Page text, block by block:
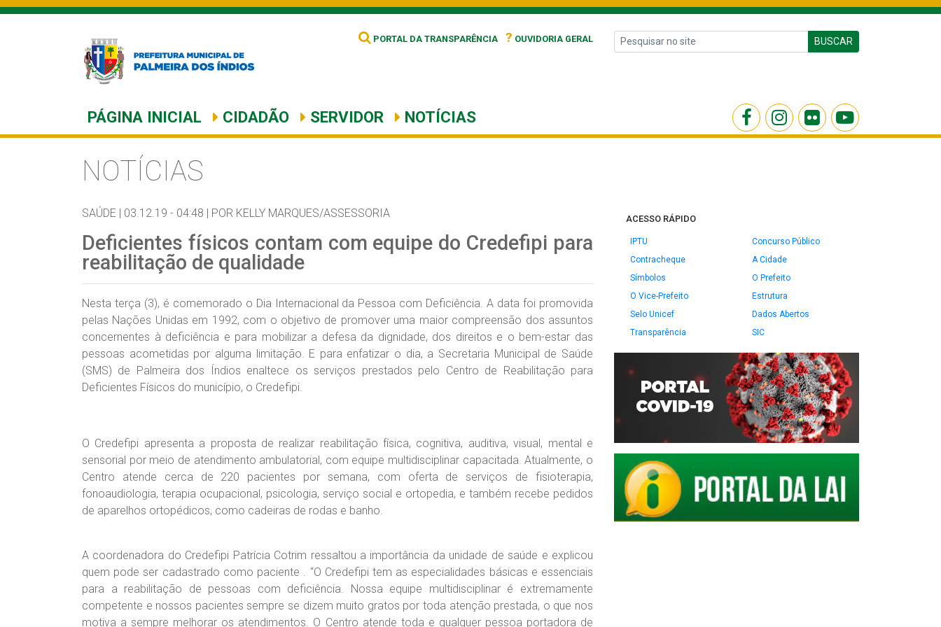
PORTAL DA TRANSPARÊNCIA ? OUVIDORIA GERAL BUSCAR
PÁGINA INICIAL CIDADÃO SERVIDOR NOTÍCIAS
NOTÍCIAS
SAÚDE | 03.12.19 - 04:48 | POR KELLY MARQUES/ASSESSORIA
Deficientes físicos contam com equipe do Credefipi para
reabilitação de qualidade
Nesta terça (3), é comemorado o Dia Internacional da Pessoa com Deficiência. A data foi promovida
pelas Nações Unidas em 1992, com o objetivo de promover uma maior compreensão dos assuntos
concernentes à deficiência e para mobilizar a defesa da dignidade, dos direitos e o bem-estar das
pessoas acometidas por alguma limitação. E para enfatizar o dia, a Secretaria Municipal de Saúde
(SMS) de Palmeira dos Índios enaltece os serviços prestados pelo Centro de Reabilitação para
Deficientes Físicos do município, o Credefipi.
O Credefipi apresenta a proposta de realizar reabilitação física, cognitiva, auditiva, visual, mental e
sensorial por meio de atendimento ambulatorial, com equipe multidisciplinar capacitada. Atualmente, o
Centro atende cerca de 220 pacientes por semana, com oferta de serviços de fisioterapia,
fonoaudiologia, terapia ocupacional, psicologia, serviço social e ortopedia, e também recebe pedidos
de aparelhos ortopédicos, como cadeiras de rodas e banho.
A coordenadora do Credefipi Patrícia Cotrim ressaltou a importância da unidade de saúde e explicou
quem pode ser cadastrado como paciente . “O Credefipi tem as especialidades básicas e essenciais
para a reabilitação de pessoas com deficiência. Nossa equipe multidisciplinar é extremamente
competente e nossos pacientes sempre se dizem muito gratos por toda atenção prestada, o que nos
motiva a sempre melhorar os atendimentos. O Centro atende toda e qualquer pessoa portadora de
ACESSO RÁPIDO
IPTU
Concurso Público
Contracheque
A Cidade
Símbolos
O Prefeito
O Vice-Prefeito
Estrutura
Selo Unicef
Dados Abertos
Transparência
SIC